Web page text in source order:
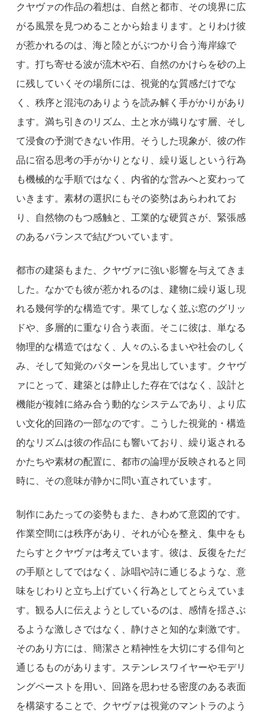
クヤヴァの作品の着想は、自然と都市、その境界に広
がる風景を見つめることから始まります。とりわけ彼
が惹かれるのは、海と陸とがぶつかり合う海岸線で
す。打ち寄せる波が流木や石、自然のかけらを砂の上
に残していくその場所には、視覚的な質感だけでな
く、秩序と混沌のありようを読み解く手がかりがあり
ます。満ち引きのリズム、土と水が織りなす層、そし
て浸食の予測できない作用。そうした現象が、彼の作
品に宿る思考の手がかりとなり、繰り返しという行為
も機械的な手順ではなく、内省的な営みへと変わって
いきます。素材の選択にもその姿勢はあらわれてお
り、自然物のもつ感触と、工業的な硬質さが、緊張感
のあるバランスで結びついています。
都市の建築もまた、クヤヴァに強い影響を与えてきま
した。なかでも彼が惹かれるのは、建物に繰り返し現
れる幾何学的な構造です。果てしなく並ぶ窓のグリッ
ドや、多層的に重なり合う表面。そこに彼は、単なる
物理的な構造ではなく、人々のふるまいや社会のしく
み、そして知覚のパターンを見出しています。クヤヴ
ァにとって、建築とは静止した存在ではなく、設計と
機能が複雑に絡み合う動的なシステムであり、より広
い文化的回路の一部なのです。こうした視覚的・構造
的なリズムは彼の作品にも響いており、繰り返される
かたちや素材の配置に、都市の論理が反映されると同
時に、その意味が静かに問い直されています。
制作にあたっての姿勢もまた、きわめて意図的です。
作業空間には秩序があり、それが心を整え、集中をも
たらすとクヤヴァは考えています。彼は、反復をただ
の手順としてではなく、詠唱や詩に通じるような、意
味をじわりと立ち上げていく行為としてとらえていま
す。観る人に伝えようとしているのは、感情を揺さぶ
るような激しさではなく、静けさと知的な刺激です。
そのあり方には、簡潔さと精神性を大切にする俳句と
通じるものがあります。ステンレスワイヤーやモデリ
ングペーストを用い、回路を思わせる密度のある表面
を構築することで、クヤヴァは視覚のマントラのよう